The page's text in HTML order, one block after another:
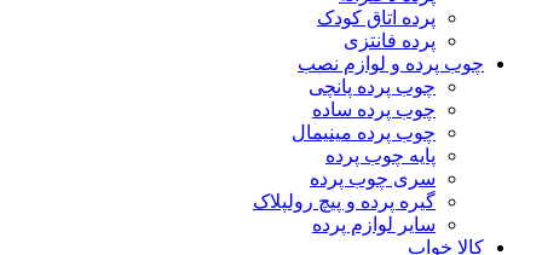
پرده اتاق کودک
پرده فانتزی
چوب پرده و لوازم نصب
چوب پرده پانچی
چوب پرده ساده
چوب پرده مینیمال
پایه چوب پرده
سری چوب پرده
گیره پرده و پیچ رولپلاک
سایر لوازم پرده
کالا خواب